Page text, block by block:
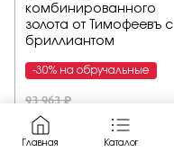
комбинированного
золота от Тимофеевъ с
бриллиантом
-30% на обручальные
93 963 ₽
58 257 ₽
Кольцо, комбинированное
Главная Каталог